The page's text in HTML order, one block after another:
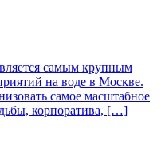
самым крупным
на воде в Москве.
самое масштабное
корпоратива, […]